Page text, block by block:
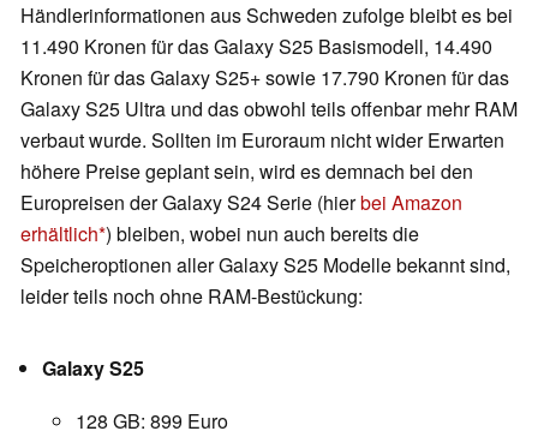
Händlerinformationen aus Schweden zufolge bleibt es bei
11.490 Kronen für das Galaxy S25 Basismodell, 14.490
Kronen für das Galaxy S25+ sowie 17.790 Kronen für das
Galaxy S25 Ultra und das obwohl teils offenbar mehr RAM
verbaut wurde. Sollten im Euroraum nicht wider Erwarten
höhere Preise geplant sein, wird es demnach bei den
Europreisen der Galaxy S24 Serie (hierbei Amazon
erhältlich ) bleiben, wobei nun auch bereits die
Speicheroptionen aller Galaxy S25 Modelle bekannt sind,
leider teils noch ohne RAM-Bestückung:
Galaxy S25
128 GB: 899 Euro